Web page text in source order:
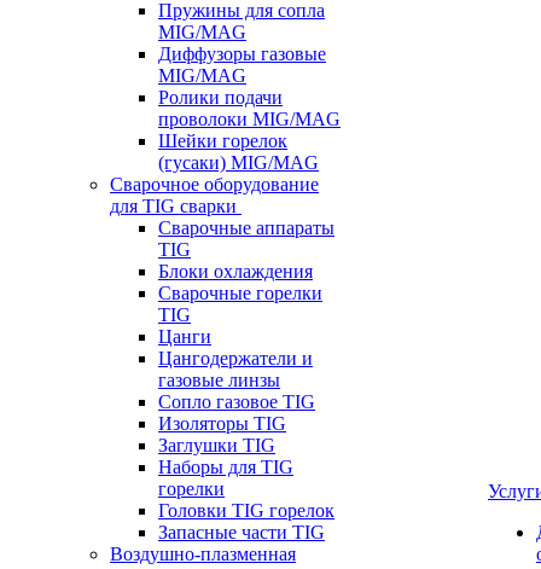
Пружины для сопла
MIG/MAG
Диффузоры газовые
MIG/MAG
Ролики подачи
проволоки MIG/MAG
Шейки горелок
(гусаки) MIG/MAG
Сварочное оборудование
для TIG сварки
Сварочные аппараты
TIG
Блоки охлаждения
Сварочные горелки
TIG
Цанги
Цангодержатели и
газовые линзы
Сопло газовое TIG
Изоляторы TIG
Заглушки TIG
Наборы для TIG
горелки
Головки TIG горелок
Запасные части TIG
Воздушно-плазменная